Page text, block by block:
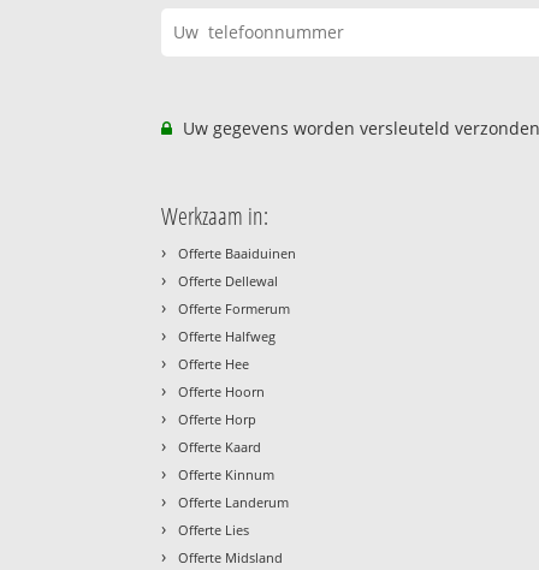
Uw gegevens worden versleuteld
Werkzaam in:
› Offerte Baaiduinen
› Offerte Dellewal
› Offerte Formerum
› Offerte Halfweg
› Offerte Hee
› Offerte Hoorn
› Offerte Horp
› Offerte Kaard
› Offerte Kinnum
› Offerte Landerum
› Offerte Lies
› Offerte Midsland